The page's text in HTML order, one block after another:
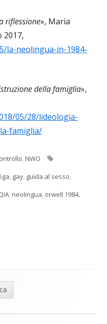
riflessione», Maria
2017,
la-neolingua-in-1984-
della famiglia»,
05/28/lideologia-
famiglia/
,NWO
, gay, guida al sesso,
,neolingua, orwell 1984,